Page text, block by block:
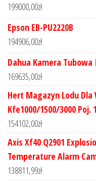
199000,00zł
Epson EB-PU2220B
194906,00zł
Dahua Kamera Tubowa
169635,00zł
Hert Magazyn Lodu
Kfe1000/1500/3000 Poj.
154102,00zł
Axis Xf40 Q2901
Temperature Alarm
138811,99zł